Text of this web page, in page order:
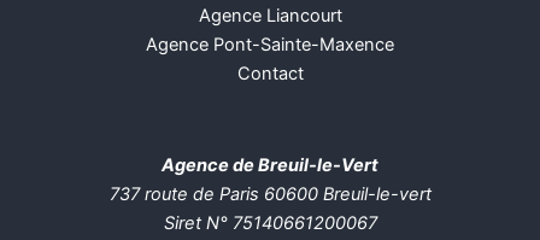
Agence Liancourt
Agence Pont-Sainte-Maxence
Contact
Agence de Breuil-le-Vert
737 route de Paris 60600 Breuil-le-vert
Siret N° 75140661200067